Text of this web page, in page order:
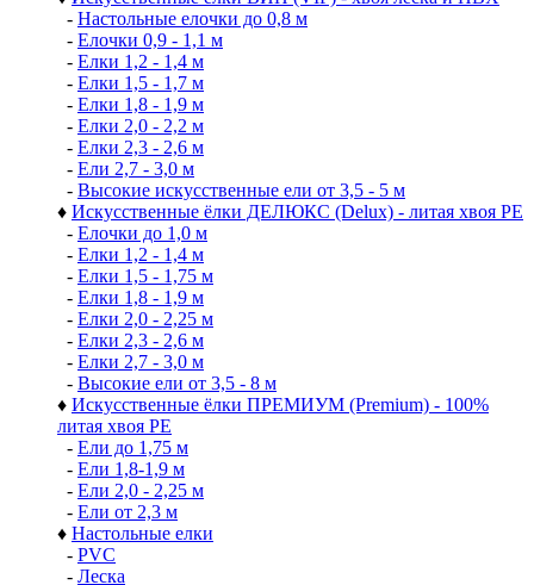
- Настольные елочки до 0,8 м
- Елочки 0,9 - 1,1 м
- Елки 1,2 - 1,4 м
- Елки 1,5 - 1,7 м
- Елки 1,8 - 1,9 м
- Елки 2,0 - 2,2 м
- Елки 2,3 - 2,6 м
- Ели 2,7 - 3,0 м
- Высокие искусственные ели от 3,5 - 5 м
♦ Искусственные ёлки ДЕЛЮКС (Delux) - литая хвоя РЕ
- Елочки до 1,0 м
- Елки 1,2 - 1,4 м
- Елки 1,5 - 1,75 м
- Елки 1,8 - 1,9 м
- Елки 2,0 - 2,25 м
- Елки 2,3 - 2,6 м
- Елки 2,7 - 3,0 м
- Высокие ели от 3,5 - 8 м
♦ Искусственные ёлки ПРЕМИУМ (Premium) - 100%
литая хвоя РЕ
- Ели до 1,75 м
- Ели 1,8-1,9 м
- Ели 2,0 - 2,25 м
- Ели от 2,3 м
♦ Настольные елки
- PVC
- Леска